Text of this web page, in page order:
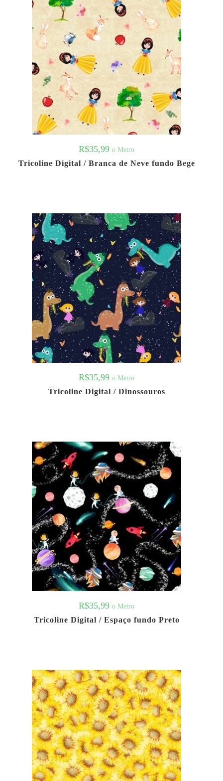
R$35,99 o Metro
Tricoline Digital / Branca de Neve fundo Bege
R$35,99 o Metro
Tricoline Digital / Dinossouros
R$35,99 o Metro
Tricoline Digital / Espaço fundo Preto